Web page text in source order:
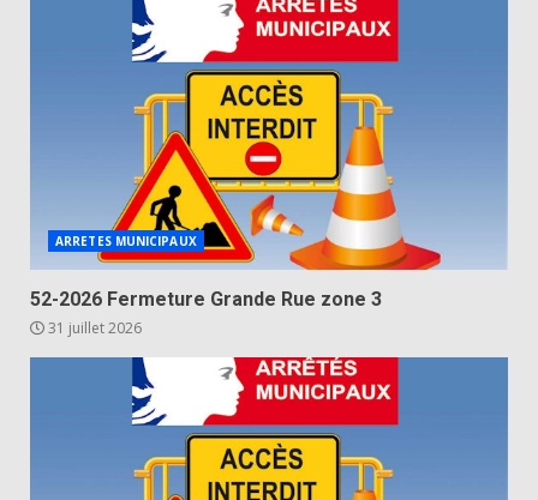
ARRETES MUNICIPAUX
52-2026 Fermeture Grande Rue zone 3
31 juillet 2026